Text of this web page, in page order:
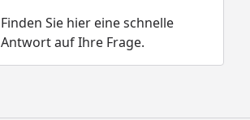
Finden Sie hier eine schnelle
Antwort auf Ihre Frage.